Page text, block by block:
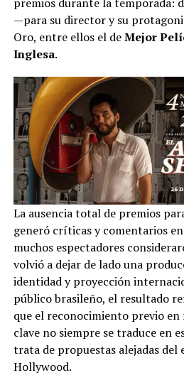
—para su director y su
Oro, entre ellos el deMejor
Inglesa.
La ausencia total de premios
generó críticas y comentarios
muchos espectadores
volvió a dejar de lado una
identidad y proyección
público brasileño, el resultado
que el reconocimiento previo en
clave no siempre se traduce en
trata de propuestas alejadas del
Hollywood.